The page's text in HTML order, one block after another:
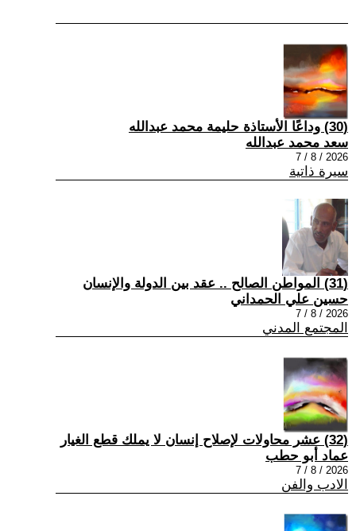
(30) وداعًا الأستاذة حليمة محمد عبدالله
سعد محمد عبدالله
2026 / 8 / 7
سيرة ذاتية
(31) المواطن الصالح .. عقد بين الدولة والإنسان
حسين علي الحمداني
2026 / 8 / 7
المجتمع المدني
(32) عشر محاولات لإصلاح إنسان لا يملك قطع الغيار
عماد أبو حطب
2026 / 8 / 7
الادب والفن